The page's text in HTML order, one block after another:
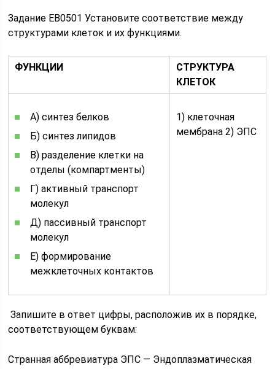
Задание EB0501 Установите соответствие между
структурами клеток и их функциями.
ФУНКЦИИ
СТРУКТУРА
КЛЕТОК
А) синтез белков
Б) синтез липидов
В) разделение клетки на
отделы (компартменты)
Г) активный транспорт
молекул
Д) пассивный транспорт
молекул
Е) формирование
межклеточных контактов
1) клеточная
мембрана 2) ЭПС
Запишите в ответ цифры, расположив их в порядке,
соответствующем буквам:
Странная аббревиатура ЭПС — Эндоплазматическая